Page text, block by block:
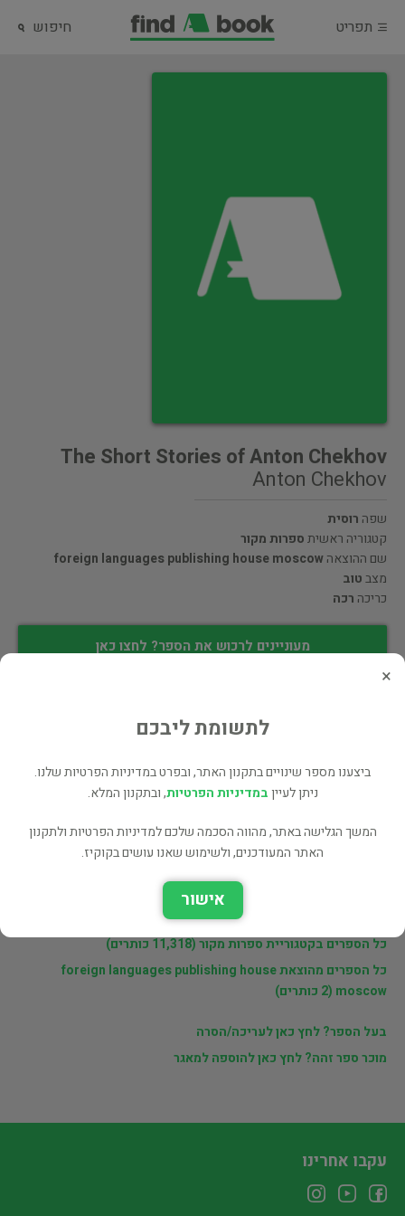
תפריט חיפוש
The Short Stories of Anton Chekhov
Anton Chekhov
שפה רוסית
קטגוריה ראשיתספרות מקור
שם ההוצאהforeign languages publishing house moscow
מצבטוב
כריכה רכה
מעוניינים לרכוש את הספר? לחצו כאן
פרטי המוכר
ספרים נוספים למכירה של findabook.co.il
כל הספרים בקטגוריית ספרות מקור (11,318 כותרים)
כל הספרים מהוצאת foreign languages publishing house
moscow (2 כותרים)
בעל הספר? לחץ כאן לעריכה/הסרה
מוכר ספר זהה? לחץ כאן להוספה למאגר
×
לתשומת ליבכם
ביצענו מספר שינויים בתקנון האתר, ובפרט במדיניות הפרטיות שלנו.
ניתן לעייןבמדיניות הפרטיות, ובתקנון המלא.
המשך הגלישה באתר, מהווה הסכמה שלכם למדיניות הפרטיות ולתקנון
האתר המעודכנים, ולשימוש שאנו עושים בקוקיז.
אישור
עקבו אחרינו